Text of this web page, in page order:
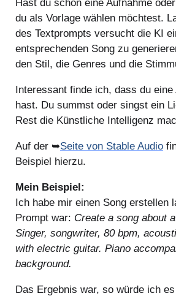
Hast du schon eine Aufnahme
du als Vorlage wählen möchtest.
des Textprompts versucht die KI
entsprechenden Song zu
den Stil, die Genres und die
Interessant finde ich, dass du eine
hast. Du summst oder singst ein
Rest die Künstliche Intelligenz
Auf der ➥Seite von Stable Audio
Beispiel hierzu.
Mein Beispiel:
Ich habe mir einen Song erstellen
Prompt war: Create a song about
Singer, songwriter, 80 bpm,
with electric guitar. Piano
background.
Das Ergebnis war, so würde ich